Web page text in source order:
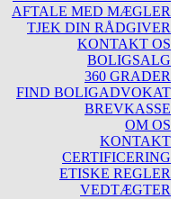
AFTALE MED MÆGLER
TJEK DIN RÅDGIVER
KONTAKT OS
BOLIGSALG
360 GRADER
FIND BOLIGADVOKAT
BREVKASSE
OM OS
KONTAKT
CERTIFICERING
ETISKE REGLER
VEDTÆGTER